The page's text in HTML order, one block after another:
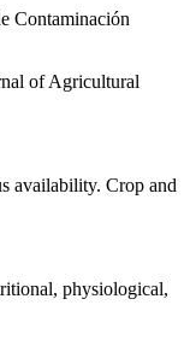
Contaminación
of Agricultural
availability. Crop and
physiological,